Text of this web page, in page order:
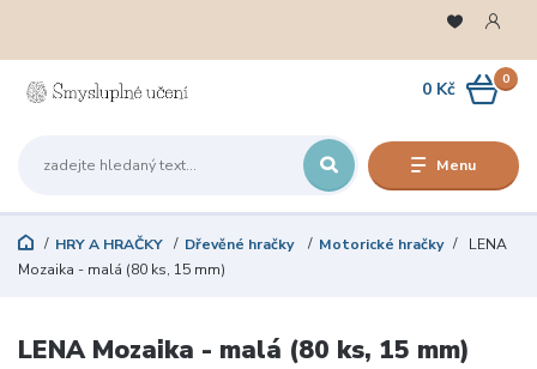
Menu
0
0 Kč
HRY A HRAČKY Dřevěné hračky Motorické hračky
LENA
Mozaika - malá (80 ks, 15 mm)
LENA Mozaika - malá (80 ks, 15 mm)